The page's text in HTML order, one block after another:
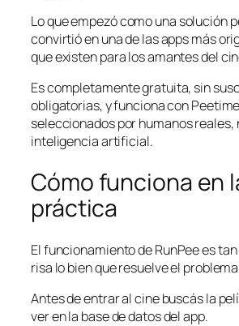
Lo que empezó como una solución
convirtió en una de las apps más
que existen para los amantes del
Es completamente gratuita, sin
obligatorias, y funciona con
seleccionados por humanos reales,
inteligencia artificial.
Cómo funciona en
práctica
El funcionamiento de RunPee es
risa lo bien que resuelve el
Antes de entrar al cine buscás la
ver en la base de datos del app.